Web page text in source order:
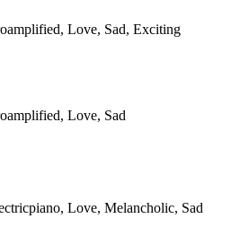
Love, Sad, Exciting
Love, Sad
Love, Melancholic, Sad